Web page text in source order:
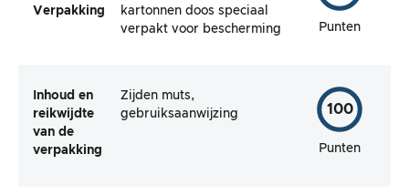
Verpakking
kartonnen doos speciaal
verpakt voor bescherming
Punten
Inhoud en
reikwijdte
van de
verpakking
Zijden muts,
gebruiksaanwijzing
100
Punten